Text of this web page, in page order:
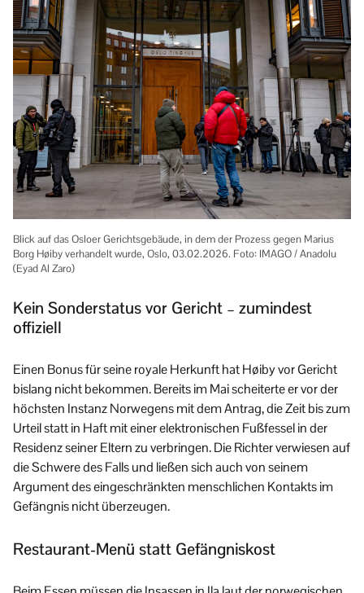
Blick auf das Osloer Gerichtsgebäude, in dem der Prozess gegen Marius
Borg Høiby verhandelt wurde, Oslo, 03.02.2026. Foto: IMAGO / Anadolu
(Eyad Al Zaro)
Kein Sonderstatus vor Gericht – zumindest
offiziell
Einen Bonus für seine royale Herkunft hat Høiby vor Gericht
bislang nicht bekommen. Bereits im Mai scheiterte er vor der
höchsten Instanz Norwegens mit dem Antrag, die Zeit bis zum
Urteil statt in Haft mit einer elektronischen Fußfessel in der
Residenz seiner Eltern zu verbringen. Die Richter verwiesen auf
die Schwere des Falls und ließen sich auch von seinem
Argument des eingeschränkten menschlichen Kontakts im
Gefängnis nicht überzeugen.
Restaurant-Menü statt Gefängniskost